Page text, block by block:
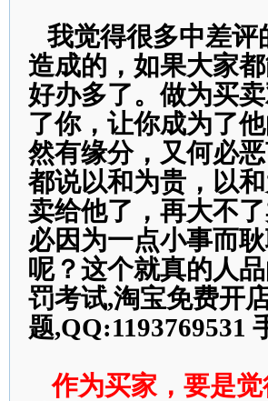
我觉得很多中差评
造成的，如果大家
好办多了。做为买
了你，让你成为了
然有缘分，又何必
都说以和为贵，以
卖给他了，再大不
必因为一点小事而
呢？这个就真的人
罚考试,淘宝免费开
题,QQ:1193769531
作为买家，要是